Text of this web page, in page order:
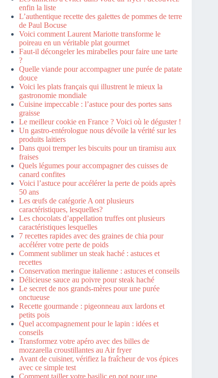
enfin la liste
L’authentique recette des galettes de pommes de terre
de Paul Bocuse
Voici comment Laurent Mariotte transforme le
poireau en un véritable plat gourmet
Faut-il décongeler les mirabelles pour faire une tarte
?
Quelle viande pour accompagner une purée de patate
douce
Voici les plats français qui illustrent le mieux la
gastronomie mondiale
Cuisine impeccable : l’astuce pour des portes sans
graisse
Le meilleur cookie en France ? Voici où le déguster !
Un gastro-entérologue nous dévoile la vérité sur les
produits laitiers
Dans quoi tremper les biscuits pour un tiramisu aux
fraises
Quels légumes pour accompagner des cuisses de
canard confites
Voici l’astuce pour accélérer la perte de poids après
50 ans
Les œufs de catégorie A ont plusieurs
caractéristiques, lesquelles?
Les chocolats d’appellation truffes ont plusieurs
caractéristiques lesquelles
7 recettes rapides avec des graines de chia pour
accélérer votre perte de poids
Comment sublimer un steak haché : astuces et
recettes
Conservation meringue italienne : astuces et conseils
Délicieuse sauce au poivre pour steak haché
Le secret de nos grands-mères pour une purée
onctueuse
Recette gourmande : pigeonneau aux lardons et
petits pois
Quel accompagnement pour le lapin : idées et
conseils
Transformez votre apéro avec des billes de
mozzarella croustillantes au Air fryer
Avant de cuisiner, vérifiez la fraîcheur de vos épices
avec ce simple test
Comment tailler votre basilic en pot pour une